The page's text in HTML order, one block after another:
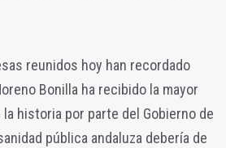
reunidos hoy han recordado
Bonilla ha recibido la mayor
historia por parte del Gobierno de
pública andaluza debería de